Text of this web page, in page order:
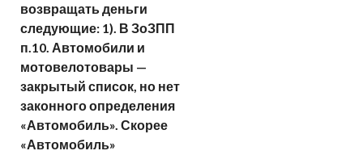
возвращать деньги
следующие: 1). В ЗоЗПП
п.10. Автомобили и
мотовелотовары —
закрытый список, но нет
законного определения
«Автомобиль». Скорее
«Автомобиль»